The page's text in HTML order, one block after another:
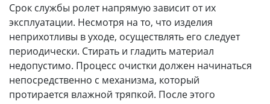
Срок службы ролет напрямую зависит от их
эксплуатации. Несмотря на то, что изделия
неприхотливы в уходе, осуществлять его следует
периодически. Стирать и гладить материал
недопустимо. Процесс очистки должен начинаться
непосредственно с механизма, который
протирается влажной тряпкой. После этого